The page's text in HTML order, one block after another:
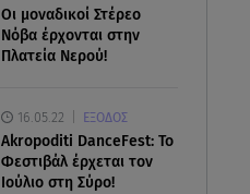
Οι μοναδικοί Στέρεο
Νόβα έρχονται στην
Πλατεία Νερού!
16.05.22 ΕΞΟΔΟΣ
Akropoditi DanceFest: Το
Φεστιβάλ έρχεται τον
Ιούλιο στη Σύρο!